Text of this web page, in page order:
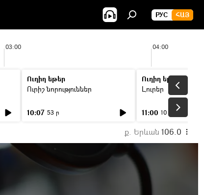
РУС ՀԱՅ
03:00 04:00
Ուղիղ եթեր
Ուրիշ նորություններ
10:07 53 ր
Ուղիղ եթեր
Լուրեր
11:00 10 ր
ք. Երևան 106.0